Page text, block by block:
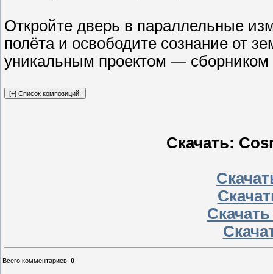
Откройте дверь в параллельные
полёта и освободите сознание от
уникальным проектом — сборником
Скачать:
Всего комментариев: 0